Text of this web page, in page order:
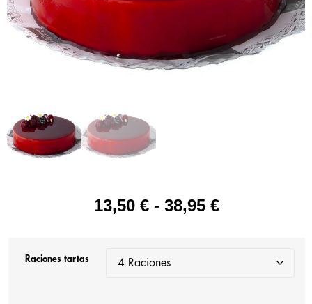
13,50 € - 38,95 €
Raciones tartas